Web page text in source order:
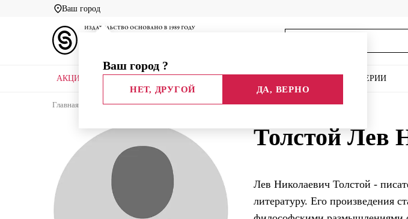
Ваш город
Ваш город ?
НЕТ, ДРУГОЙ ДА, ВЕРНО
АКЦИИ СЕРИИ
Главная Каталог Авторы Толстой Лев Николаевич
Толстой Лев
Лев Николаевич Толстой -
литературу. Его произведения